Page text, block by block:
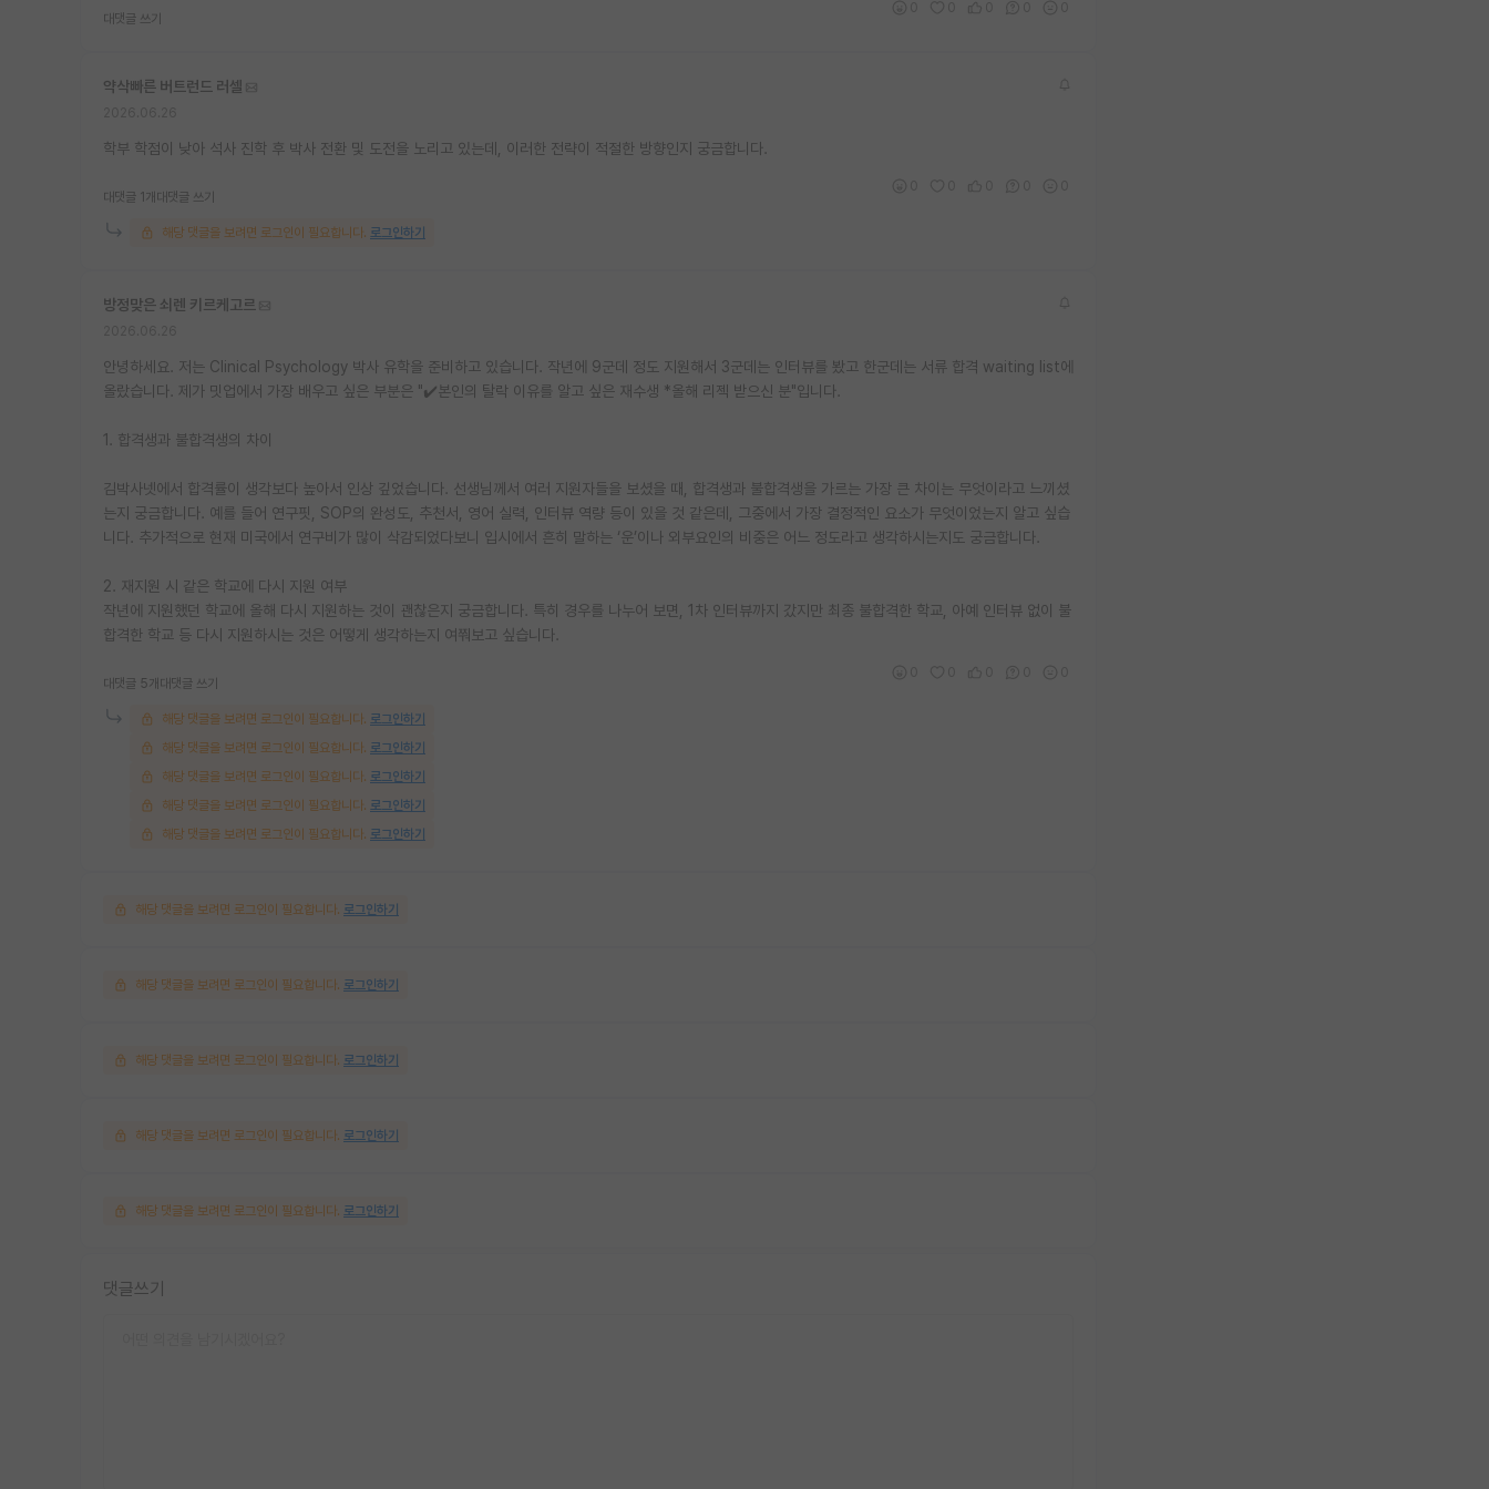
대댓글 쓰기
약삭빠른 버트런드 러셀
학부 학점이 낮아 석사 진학 후 박사 전환 및 도전을 노리고 있는데, 이러한 전략이 적절한 방향인지 궁금합니다.
대댓글 1개 대댓글 쓰기
해당 댓글을 보려면 로그인이 필요합니다. 로그인하기
방정맞은 쇠렌 키르케고르
안녕하세요. 저는 Clinical Psychology 박사 유학을 준비하고 있습니다. 작년에 9군데 정도 지원해서 3군데는 인터뷰를 봤고 한군데는 서류 합격 waiting list에
올랐습니다. 제가 밋업에서 가장 배우고 싶은 부분은 "✔️본인의 탈락 이유를 알고 싶은 재수생 *올해 리젝 받으신 분"입니다.
1. 합격생과 불합격생의 차이
김박사넷에서 합격률이 생각보다 높아서 인상 깊었습니다. 선생님께서 여러 지원자들을 보셨을 때, 합격생과 불합격생을 가르는 가장 큰 차이는 무엇이라고 느끼셨
는지 궁금합니다. 예를 들어 연구핏, SOP의 완성도, 추천서, 영어 실력, 인터뷰 역량 등이 있을 것 같은데, 그중에서 가장 결정적인 요소가 무엇이었는지 알고 싶습
니다. 추가적으로 현재 미국에서 연구비가 많이 삭감되었다보니 입시에서 흔히 말하는 ‘운’이나 외부요인의 비중은 어느 정도라고 생각하시는지도 궁금합니다.
2. 재지원 시 같은 학교에 다시 지원 여부
작년에 지원했던 학교에 올해 다시 지원하는 것이 괜찮은지 궁금합니다. 특히 경우를 나누어 보면, 1차 인터뷰까지 갔지만 최종 불합격한 학교, 아예 인터뷰 없이 불
합격한 학교 등 다시 지원하시는 것은 어떻게 생각하는지 여쭤보고 싶습니다.
대댓글 5개 대댓글 쓰기
해당 댓글을 보려면 로그인이 필요합니다. 로그인하기
해당 댓글을 보려면 로그인이 필요합니다. 로그인하기
해당 댓글을 보려면 로그인이 필요합니다. 로그인하기
해당 댓글을 보려면 로그인이 필요합니다. 로그인하기
해당 댓글을 보려면 로그인이 필요합니다. 로그인하기
해당 댓글을 보려면 로그인이 필요합니다. 로그인하기
해당 댓글을 보려면 로그인이 필요합니다. 로그인하기
해당 댓글을 보려면 로그인이 필요합니다. 로그인하기
해당 댓글을 보려면 로그인이 필요합니다. 로그인하기
해당 댓글을 보려면 로그인이 필요합니다. 로그인하기
댓글쓰기